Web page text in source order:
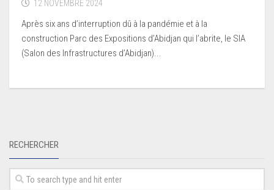
12 NOVEMBRE 2024
Après six ans d’interruption dû à la pandémie et à la
construction Parc des Expositions d’Abidjan qui l’abrite, le SIA
(Salon des Infrastructures d’Abidjan)...
RECHERCHER